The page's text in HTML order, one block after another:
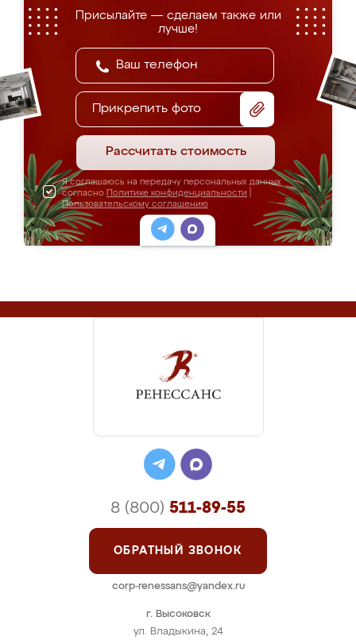
Присылайте — сделаем также или
лучше!
Прикрепить фото
Рассчитать стоимость
Я соглашаюсь на передачу персональных данных
согласно Политике конфиденциальности
Пользовательскому соглашению
г. Высоковск
ул. Владыкина, 24
8 (800) 511-89-55
ОБРАТНЫЙ ЗВОНОК
corp-renessans@yandex.ru